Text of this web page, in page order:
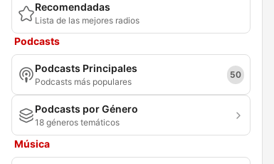
Recomendadas
Lista de las mejores radios
Podcasts
Podcasts Principales
Podcasts más populares
50
Podcasts por Género
18 géneros temáticos
Música